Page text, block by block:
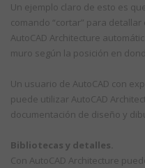
Un ejemplo claro de esto es
comando “cortar” para
AutoCAD Architecture
muro según la posición en
Un usuario de AutoCAD con
puede utilizar AutoCAD
documentación de diseño y
Bibliotecas y detalles.
Con AutoCAD Architecture